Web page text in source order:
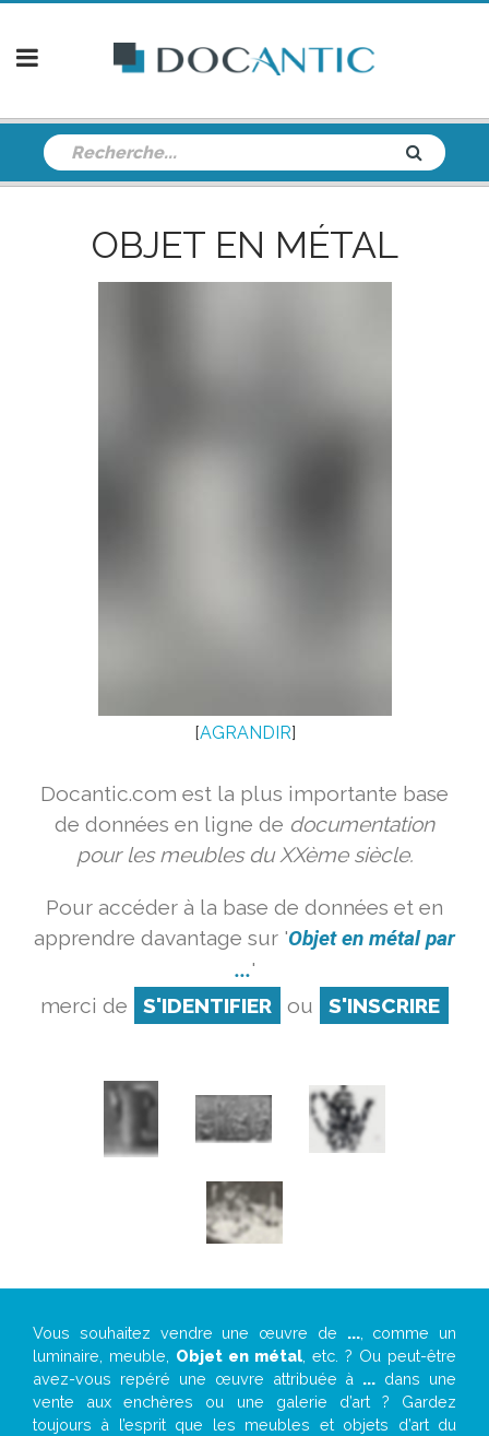
OBJET EN MÉTAL
[AGRANDIR]
Docantic.com est la plus importante base
de données en ligne de documentation
pour les meubles du XXème siècle.
Pour accéder à la base de données et en
apprendre davantage sur 'Objet en métal par
...'
merci de
S'IDENTIFIER ou S'INSCRIRE
Vous souhaitez vendre une œuvre de ..., comme un
luminaire, meuble, Objet en métal , etc. ? Ou peut-être
avez-vous repéré une œuvre attribuée à ... dans une
vente aux enchères ou une galerie d’art ? Gardez
toujours à l’esprit que les meubles et objets d’art du